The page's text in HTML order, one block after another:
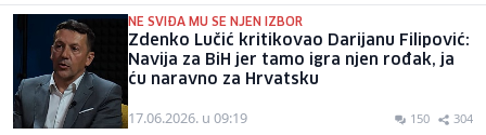
NE SVIĐA MU SE NJEN IZBOR
Zdenko Lučić kritikovao Darijanu Filipović:
Navija za BiH jer tamo igra njen rođak, ja
ću naravno za Hrvatsku
17.06.2026. u 09:19 150 304